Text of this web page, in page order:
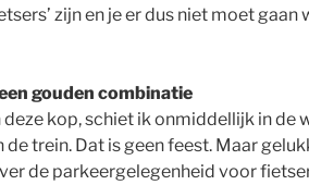
zijn en je er dus niet moet
gouden combinatie
deze kop, schiet ik onmiddellijk in de
de trein. Dat is geen feest. Maar
de parkeergelegenheid voor